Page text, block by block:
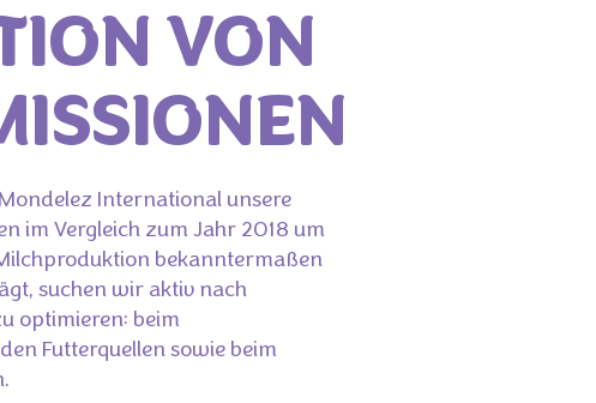
VON
International unsere
im Vergleich zum Jahr 2018 um
bekanntermaßen
suchen wir aktiv nach
optimieren: beim
Futterquellen sowie beim